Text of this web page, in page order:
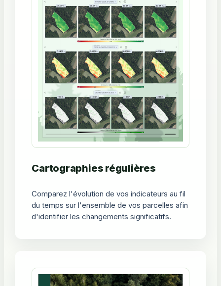
Cartographies régulières
Comparez l'évolution de vos indicateurs au fil
du temps sur l'ensemble de vos parcelles afin
d'identifier les changements significatifs.